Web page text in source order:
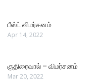
பீஸ்ட் விமர்சனம்
Apr 14, 2022
குதிரைவால் – விமர்சனம்
Mar 20, 2022